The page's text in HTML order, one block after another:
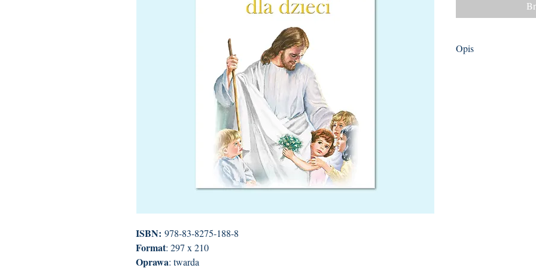
ISBN: 978-83-8275-188-8
Format: 297 x 210
Oprawa: twarda
Opis